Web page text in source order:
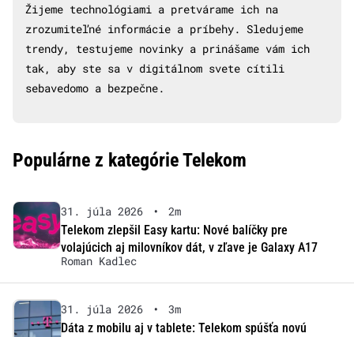
Žijeme technológiami a pretvárame ich na
zrozumiteľné informácie a príbehy. Sledujeme
trendy, testujeme novinky a prinášame vám ich
tak, aby ste sa v digitálnom svete cítili
sebavedomo a bezpečne.
Populárne z kategórie Telekom
31. júla 2026 •
2m
Telekom zlepšil Easy kartu: Nové balíčky pre
volajúcich aj milovníkov dát, v zľave je Galaxy A17
Roman Kadlec
31. júla 2026 •
3m
Dáta z mobilu aj v tablete: Telekom spúšťa novú